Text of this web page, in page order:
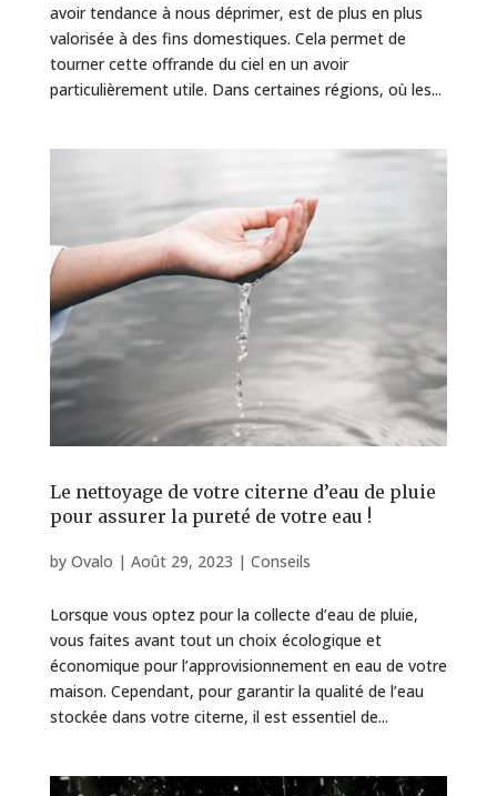
avoir tendance à nous déprimer, est de plus en plus
valorisée à des fins domestiques. Cela permet de
tourner cette offrande du ciel en un avoir
particulièrement utile. Dans certaines régions, où les...
Le nettoyage de votre citerne d’eau de pluie
pour assurer la pureté de votre eau !
by Ovalo | Août 29, 2023 | Conseils
Lorsque vous optez pour la collecte d’eau de pluie,
vous faites avant tout un choix écologique et
économique pour l’approvisionnement en eau de votre
maison. Cependant, pour garantir la qualité de l’eau
stockée dans votre citerne, il est essentiel de...